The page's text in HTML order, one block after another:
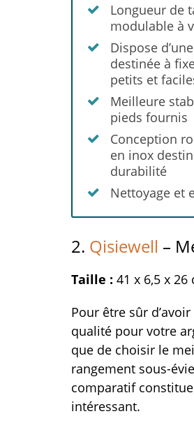
Longueur de
modulable à
Dispose
destinée à
petits et
Meilleure
pieds fournis
Conception
en inox
durabilité
Nettoyage et
2. Qisiewell –
Taille : 41 x 6,5 x 26
Pour être sûr
qualité pour votre
que de choisir le
rangement sous-
comparatif
intéressant.